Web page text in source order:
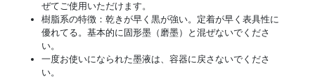
ぜてご使用いただけます。
樹脂系の特徴：乾きが早く黒が強い。定着が早く表具性に
優れてる。基本的に固形墨（磨墨）と混ぜないでくださ
い。
一度お使いになられた墨液は、容器に戻さないでくださ
い。